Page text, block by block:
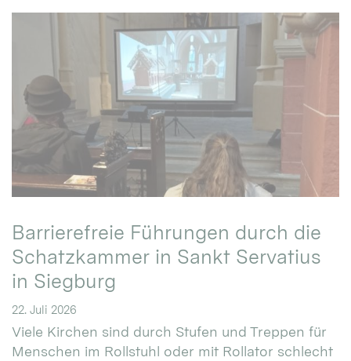
Barrierefreie Führungen durch die
Schatzkammer in Sankt Servatius
in Siegburg
22. Juli 2026
Viele Kirchen sind durch Stufen und Treppen für
Menschen im Rollstuhl oder mit Rollator schlecht